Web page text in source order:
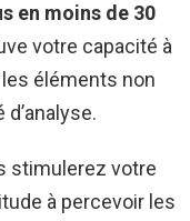
en moins de 30
votre capacité à
éléments non
stimulerez votre
à percevoir les